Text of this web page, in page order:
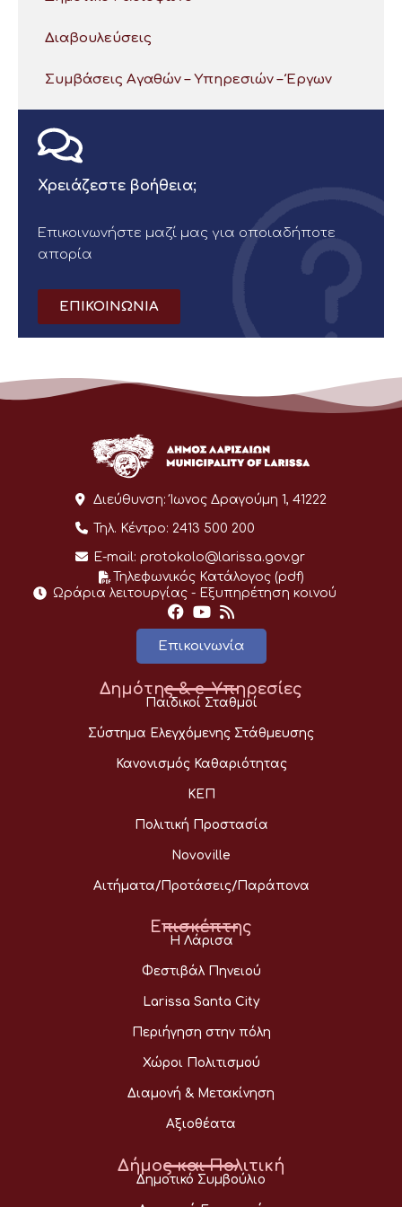
Διαβουλεύσεις
Συμβάσεις Αγαθών – Υπηρεσιών – Έργων
Χρειάζεστε βοήθεια;
Επικοινωνήστε μαζί μας για οποιαδήποτε
απορία
ΕΠΙΚΟΙΝΩΝΙΑ
Διεύθυνση: Ίωνος Δραγούμη 1, 41222
Τηλ. Κέντρο: 2413 500 200
E-mail: protokolo@larissa.gov.gr
Τηλεφωνικός Κατάλογος (pdf)
Ωράρια λειτουργίας - Eξυπηρέτηση κοινού
Επικοινωνία
Δημότης & e-Υπηρεσίες
Παιδικοί Σταθμοί
Σύστημα Ελεγχόμενης Στάθμευσης
Κανονισμός Καθαριότητας
ΚΕΠ
Πολιτική Προστασία
Novoville
Αιτήματα/Προτάσεις/Παράπονα
Επισκέπτης
Η Λάρισα
Φεστιβάλ Πηνειού
Larissa Santa City
Περιήγηση στην πόλη
Χώροι Πολιτισμού
Διαμονή & Μετακίνηση
Αξιοθέατα
Δήμος και Πολιτική
Δημοτικό Συμβούλιο